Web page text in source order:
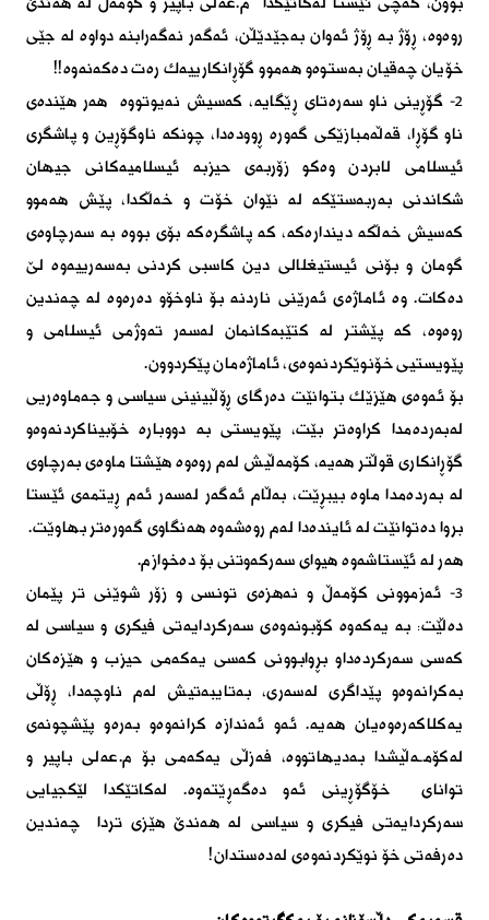
روەوە، ڕۆژ بە ڕۆژ ئەوان بەجێدێڵن، ئەگەر نەگەرابنە دواوە لە جێی
خۆیان چەقیان بەستوەو هەموو گۆڕانكارییەك رەت دەكەنەوە!!
٢- گۆڕینی ناو سەرەتای ڕێگایە، كەسیش نەیوتووە هەر هێندەی
ناو گۆڕا، قەڵەمبازێكی گەورە ڕوودەدا، چونكە ناوگۆڕین و پاشگری
ئیسلامی لابردن وەكو زۆربەی حیزبە ئیسلامیەكانی جیهان
شكاندنی بەربەستێكە لە نێوان خۆت و خەڵكدا، پێش هەموو
كەسیش خەڵكە دیندارەكە، كە پاشگرەكە بۆی بووە بە سەرچاوەی
گومان و بۆنی ئیستیغلالی دین كاسبی كردنی بەسەرییەوە لێ
دەكات. وە ئاماژەی ئەرێنی ناردنە بۆ ناوخۆو دەرەوە لە چەندین
روەوە، كە پێشتر لە كتێبەكانمان لەسەر تەوژمی ئیسلامی و
پێویستیی خۆنوێكردنەوەی، ئاماژەمان پێكردوون.
بۆ ئەوەی هێزێك بتوانێت دەرگای ڕۆڵبینینی سیاسی و جەماوەریی
لەبەردەمدا كراوەتر بێت، پێویستی بە دووبارە خۆبیناكردنەوەو
گۆڕانكاری قوڵتر هەیە، كۆمەڵیش لەم روەوە هێشتا ماوەی بەرچاوی
لە بەردەمدا ماوە بیبڕێت، بەڵام ئەگەر لەسەر ئەم ڕیتمەی ئێستا
بروا دەتوانێت لە ئایندەدا لەم روەشەوە هەنگاوی گەورەتر بهاوێت.
هەر لە ئێستاشەوە هیوای سەركەوتنی بۆ دەخوازم.
٣- ئەزموونی كۆمەڵ و نەهزەی تونسی و زۆر شوێنی تر پێمان
دەڵێت: بە یەكەوە كۆبونەوەی سەركردایەتی فیكری و سیاسی لە
كەسی سەركردەداو بڕوابوونی كەسی یەكەمی حیزب و هێزەكان
بەكرانەوەو پێداگری لەسەری، بەتایبەتیش لەم ناوچەدا، ڕۆڵی
یەكلاكەرەوەیان هەیە. ئەو ئەندازە كرانەوەو بەرەو پێشچونەی
لەكۆمـەڵیشدا بەدیهاتووە، فەزڵی یەكەمی بۆ م.عەلی باپیر و
توانای خۆگۆڕینی ئەو دەگەڕێتەوە. لەكاتێكدا لێكجیایی
سەركردایەتی فیكری و سیاسی لە هەندێ هێزی تردا چەندین
دەرفەتی خۆ نوێكردنەوەی لەدەستدان!